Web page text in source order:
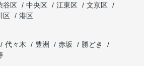
谷区 中央区 江東区
文京区
区
港区
代々木 豊洲 赤坂
勝どき